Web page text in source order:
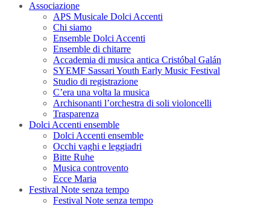
Associazione
APS Musicale Dolci Accenti
Chi siamo
Ensemble Dolci Accenti
Ensemble di chitarre
Accademia di musica antica Cristóbal Galán
SYEMF Sassari Youth Early Music Festival
Studio di registrazione
C’era una volta la musica
Archisonanti l’orchestra di soli violoncelli
Trasparenza
Dolci Accenti ensemble
Dolci Accenti ensemble
Occhi vaghi e leggiadri
Bitte Ruhe
Musica controvento
Ecce Maria
Festival Note senza tempo
Festival Note senza tempo